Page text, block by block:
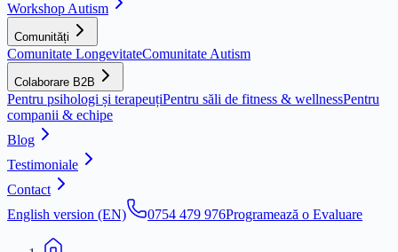
Workshop Autism
Comunități
Comunitate LongevitateComunitate Autism
Colaborare B2B
Pentru psihologi și terapeuțiPentru săli de fitness & wellnessPentru
companii & echipe
Blog
Testimoniale
Contact
English version (EN)
0754 479 976Programează o Evaluare